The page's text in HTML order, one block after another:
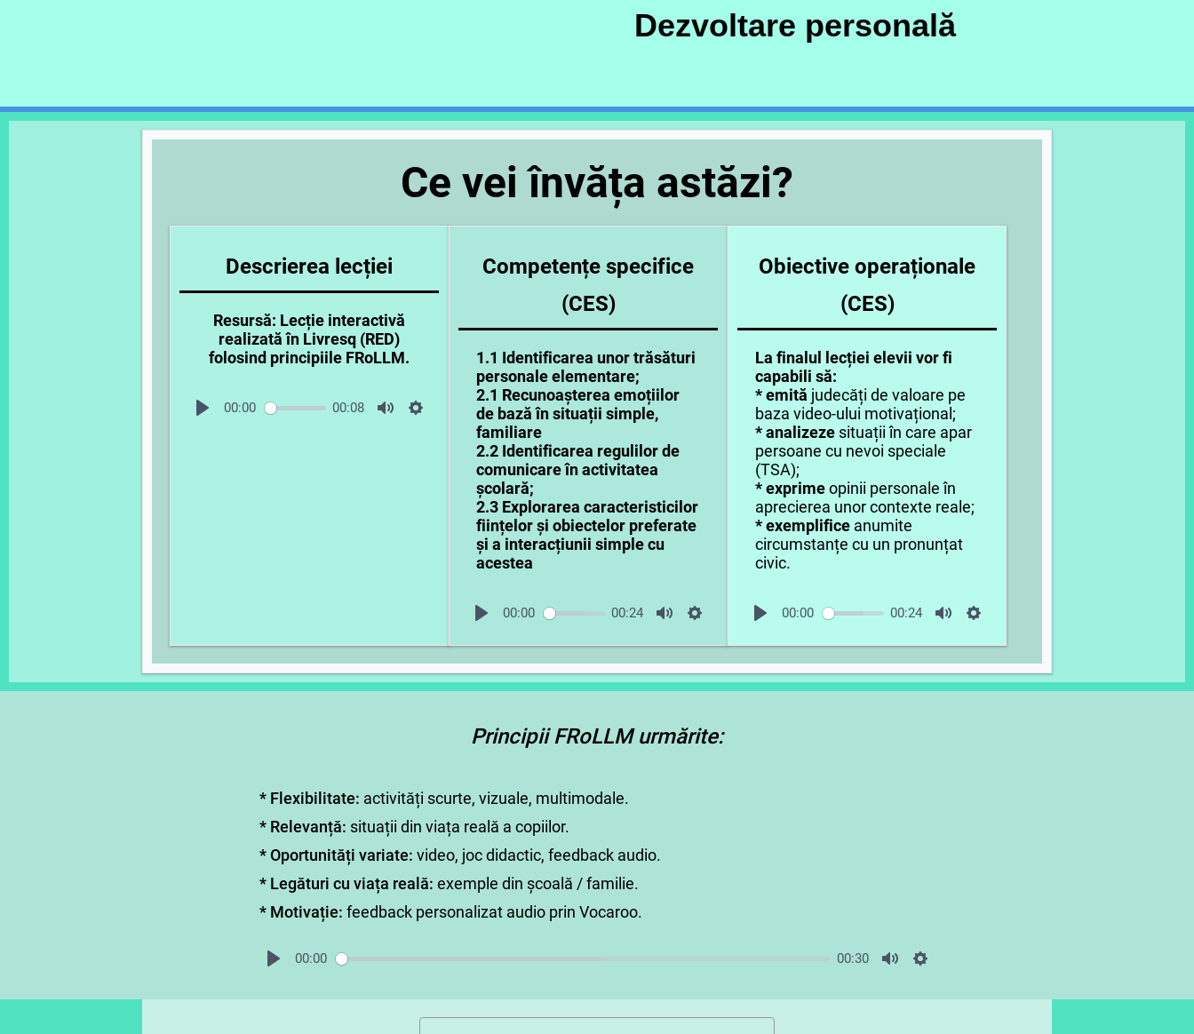
Dezvoltare personală
Ce vei învăța astăzi?
Descrierea lecției
Resursă: Lecție interactivă
realizată în Livresq (RED)
folosind principiile FRoLLM.
00:00 00:08
Competențe specifice
(CES)
1.1 Identificarea unor trăsături
personale elementare;
2.1 Recunoașterea emoțiilor
de bază în situații simple,
familiare
2.2 Identificarea regulilor de
comunicare în activitatea
școlară;
2.3 Explorarea caracteristicilor
ființelor și obiectelor preferate
și a interacțiunii simple cu
acestea
00:00 00:24
Obiective operaționale
(CES)
La finalul lecției elevii vor fi
capabili să:
* emită judecăți de valoare pe
baza video-ului motivațional;
* analizeze situații în care apar
persoane cu nevoi speciale
(TSA);
* exprimeopinii personale în
aprecierea unor contexte reale;
* exemplifice anumite
circumstanțe cu un pronunțat
civic.
00:00 00:24
Principii FRoLLM urmărite:
* Flexibilitate: activități scurte, vizuale, multimodale.
* Relevanță: situații din viața reală a copiilor.
* Oportunități variate: video, joc didactic, feedback audio.
* Legături cu viața reală: exemple din școală / familie.
* Motivație: feedback personalizat audio prin Vocaroo.
00:00 00:30